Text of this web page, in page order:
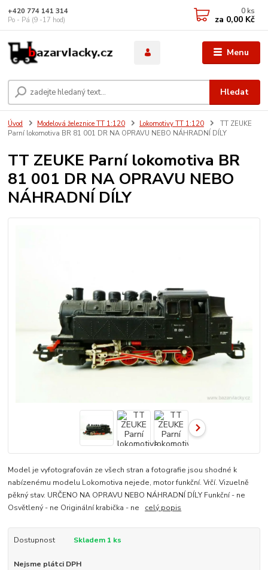
Menu
Hledat
+420 774 141 314
Po - Pá (9 -17 hod)
0 ks
za 0,00 Kč
Úvod Modelová železnice TT 1:120 Lokomotivy TT 1:120
TT ZEUKE
Parní lokomotiva BR 81 001 DR NA OPRAVU NEBO NÁHRADNÍ DÍLY
TT ZEUKE Parní lokomotiva BR
81 001 DR NA OPRAVU NEBO
NÁHRADNÍ DÍLY
Model je vyfotografován ze všech stran a fotografie jsou shodné k
nabízenému modelu Lokomotiva nejede, motor funkční. Vrčí. Vizuelně
pěkný stav. URČENO NA OPRAVU NEBO NÁHRADNÍ DÍLY Funkční - ne
Osvětlený - ne Originální krabička - ne celý popis
Dostupnost Skladem 1 ks
Nejsme plátci DPH